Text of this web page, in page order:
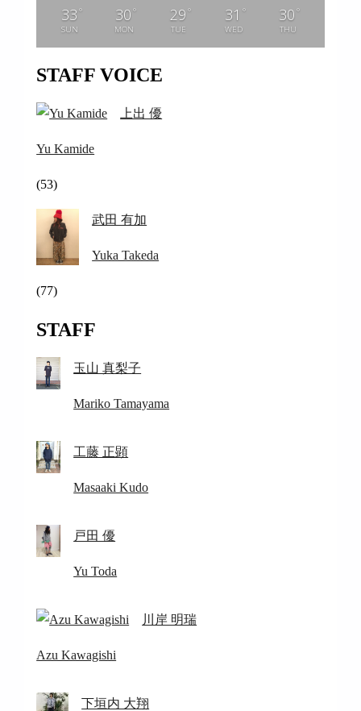
33 °
SUN
30 °
MON
29 °
TUE
31 °
WED
30 °
THU
STAFF VOICE
上出 優
Yu Kamide
(53)
武田 有加
Yuka Takeda
(77)
STAFF
玉山 真梨子
Mariko Tamayama
工藤 正顕
Masaaki Kudo
戸田 優
Yu Toda
川岸 明瑞
Azu Kawagishi
下垣内 大翔